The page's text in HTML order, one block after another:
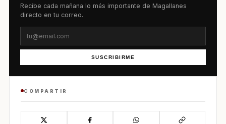
Recibe cada mañana lo más importante de Magallanes
directo en tu correo.
SUSCRIBIRME
COMPARTIR